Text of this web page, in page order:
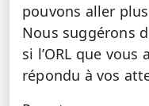
pouvons aller
Nous suggérons
si l’ORL que vous
répondu à vos